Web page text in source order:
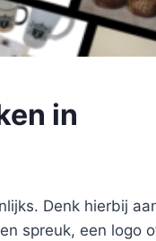
in
Denk hierbij
spreuk, een logo